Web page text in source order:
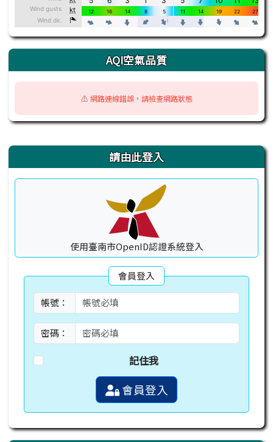
AQI空氣品質
⚠️ 網路連線錯誤，請檢查網路狀態
右邊區域內容 請由此登入
使用臺南市OpenID認證系統登入
會員登入
帳號：
密碼：
記住我
會員登入